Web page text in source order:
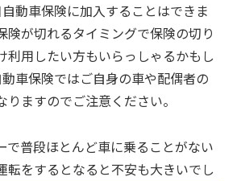
動車保険に加入することはできま
険が切れるタイミングで保険の切り
利用したい方もいらっしゃるかもし
車保険ではご自身の車や配偶者の
ますのでご注意ください。
で普段ほとんど車に乗ることがない
転をするとなると不安も大きいでし